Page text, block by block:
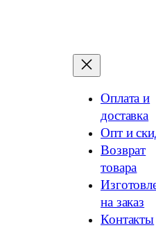
Оплата и
доставка
Опт и
Возврат
товара
на заказ
Контакты